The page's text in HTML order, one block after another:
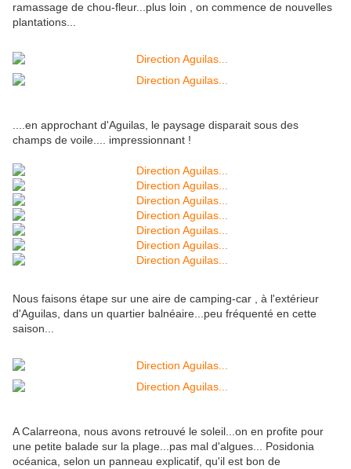
ramassage de chou-fleur...plus loin , on commence de nouvelles
plantations...
....en approchant d'Aguilas, le paysage disparait sous des
champs de voile.... impressionnant !
Nous faisons étape sur une aire de camping-car , à l'extérieur
d'Aguilas, dans un quartier balnéaire...peu fréquenté en cette
saison...
A Calarreona, nous avons retrouvé le soleil...on en profite pour
une petite balade sur la plage...pas mal d'algues... Posidonia
océanica, selon un panneau explicatif, qu'il est bon de